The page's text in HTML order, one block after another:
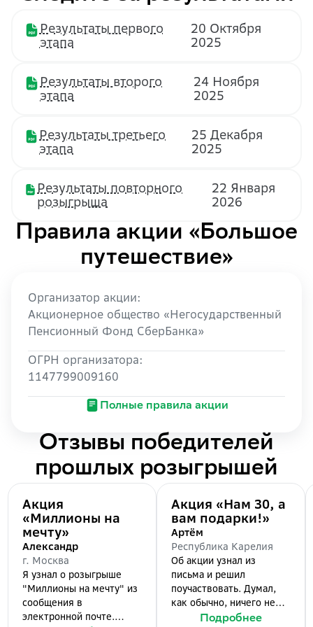
Результаты первого
этапа
20 Октября
2025
Результаты второго
этапа
24 Ноября
2025
Результаты третьего
этапа
25 Декабря
2025
Результаты повторного
розыгрыша
22 Января
2026
Правила акции «Большое
путешествие»
Организатор акции:
Акционерное общество «Негосударственный
Пенсионный Фонд СберБанка»
ОГРН организатора:
1147799009160
Полные правила акции
Отзывы победителей
прошлых розыгрышей
Акция
«Миллионы на
мечту»
Александр
г. Москва
Я узнал о розыгрыше
"Миллионы на мечту" из
сообщения в
электронной почте.
Акция «Нам 30, а
вам подарки!»
Артём
Республика Карелия
Об акции узнал из
письма и решил
поучаствовать. Думал,
как обычно, ничего не
выиграю. Когда
Подробнее